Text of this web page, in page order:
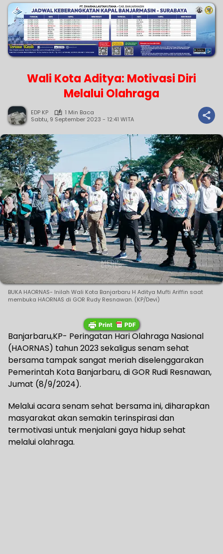
Wali Kota Aditya: Motivasi Diri
Melalui Olahraga
EDP KP
1 Min Baca
Sabtu, 9 September 2023 - 12:41 WITA
BUKA HAORNAS- Inilah Wali Kota Banjarbaru H Aditya Mufti Ariffin saat
membuka HAORNAS di GOR Rudy Resnawan. (KP/Devi)
Banjarbaru,KP- Peringatan Hari Olahraga Nasional
(HAORNAS) tahun 2023 sekaligus senam sehat
bersama tampak sangat meriah diselenggarakan
Pemerintah Kota Banjarbaru, di GOR Rudi Resnawan,
Jumat (8/9/2024).
Melalui acara senam sehat bersama ini, diharapkan
masyarakat akan semakin terinspirasi dan
termotivasi untuk menjalani gaya hidup sehat
melalui olahraga.